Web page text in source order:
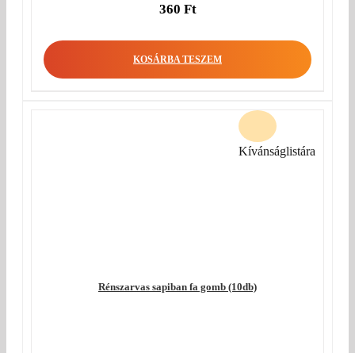
360 Ft
KOSÁRBA TESZEM
Rénszarvas sapiban fa gomb (10db)
Kívánságlistára